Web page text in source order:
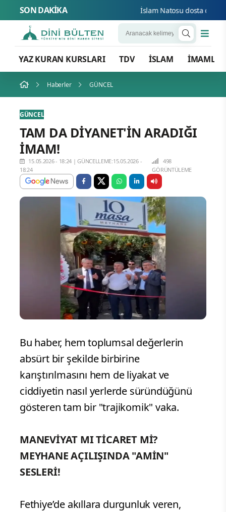
SON DAKİKA İslam Natosu dosta güven
YAZ KURAN KURSLARI TDV İSLAM İMAMLAR
Haberler GÜNCEL
GÜNCEL
TAM DA DİYANET'İN ARADIĞI
İMAM!
15.05.2026 - 18:24 |GÜNCELLEME:15.05.2026 -
18:24
498
GÖRÜNTÜLEME
Bu haber, hem toplumsal değerlerin
absürt bir şekilde birbirine
karıştırılmasını hem de liyakat ve
ciddiyetin nasıl yerlerde süründüğünü
gösteren tam bir "trajikomik" vaka.
MANEVİYAT MI TİCARET Mİ?
MEYHANE AÇILIŞINDA "AMİN"
SESLERİ!
Fethiye’de akıllara durgunluk veren,